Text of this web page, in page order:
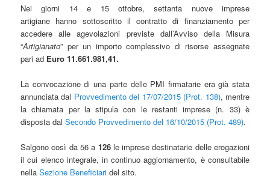
Nei giorni 14 e 15 ottobre, settanta nuove imprese
artigiane hanno sottoscritto il contratto di finanziamento per
accedere alle agevolazioni previste dall’Avviso della Misura
“Artigianato” per un importo complessivo di risorse assegnate
pari ad Euro 11.661.981,41.
La convocazione di una parte delle PMI firmatarie era già stata
annunciata dal Provvedimento del 17/07/2015 (Prot. 138), mentre
la chiamata per la stipula con le restanti imprese (n. 33) è
disposta dalSecondo Provvedimento del 16/10/2015 (Prot. 489).
Salgono così da 56 a 126le imprese destinatarie delle erogazioni
il cui elenco integrale, in continuo aggiornamento, è consultabile
nellaSezione Beneficiari del sito.